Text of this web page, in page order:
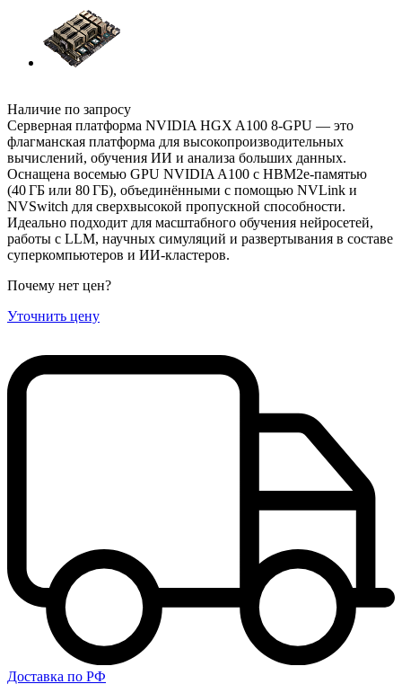
Наличие по запросу
Серверная платформа NVIDIA HGX A100 8-GPU — это
флагманская платформа для высокопроизводительных
вычислений, обучения ИИ и анализа больших данных.
Оснащена восемью GPU NVIDIA A100 с HBM2e-памятью
(40 ГБ или 80 ГБ), объединёнными с помощью NVLink и
NVSwitch для сверхвысокой пропускной способности.
Идеально подходит для масштабного обучения нейросетей,
работы с LLM, научных симуляций и развертывания в составе
суперкомпьютеров и ИИ-кластеров.
Почему нет цен?
Уточнить цену
Доставка по РФ